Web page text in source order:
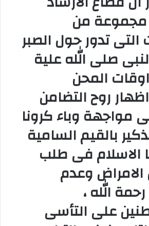
مجموعة من
تدور حول الصبر
صلى الله علية
المحن
روح التضامن
مواجهة وباء كرونا
بالقيم السامية
الاسلام فى طلب
الامراض وعدم
الله ،
على التأسى